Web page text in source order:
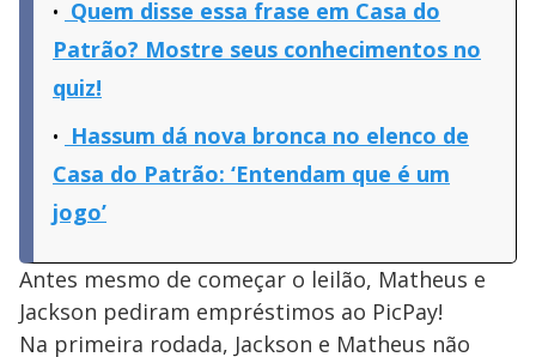
Quem disse essa frase em Casa do
Patrão? Mostre seus conhecimentos no
quiz!
Hassum dá nova bronca no elenco de
Casa do Patrão: ‘Entendam que é um
jogo’
Antes mesmo de começar o leilão, Matheus e
Jackson pediram empréstimos ao PicPay!
Na primeira rodada, Jackson e Matheus não